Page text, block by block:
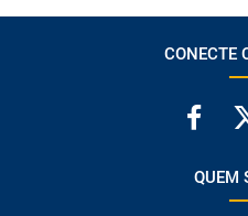
neve, etc.
CONECTE
QUEM